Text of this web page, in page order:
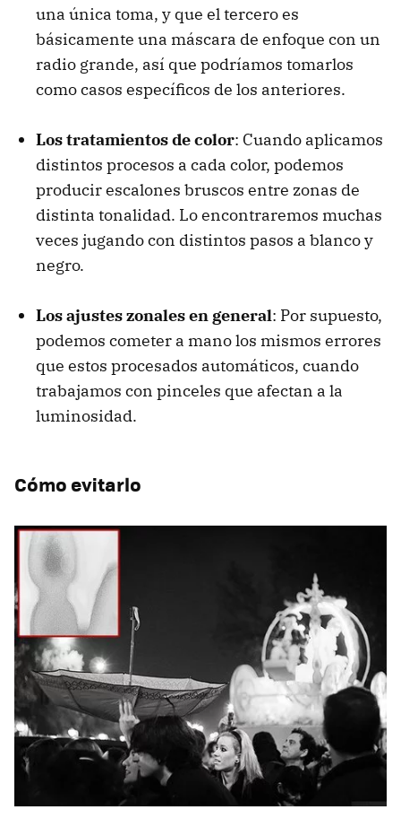
una única toma, y que el tercero es
básicamente una máscara de enfoque con un
radio grande, así que podríamos tomarlos
como casos específicos de los anteriores.
Los tratamientos de color: Cuando aplicamos
distintos procesos a cada color, podemos
producir escalones bruscos entre zonas de
distinta tonalidad. Lo encontraremos muchas
veces jugando con distintos pasos a blanco y
negro.
Los ajustes zonales en general: Por supuesto,
podemos cometer a mano los mismos errores
que estos procesados automáticos, cuando
trabajamos con pinceles que afectan a la
luminosidad.
Cómo evitarlo